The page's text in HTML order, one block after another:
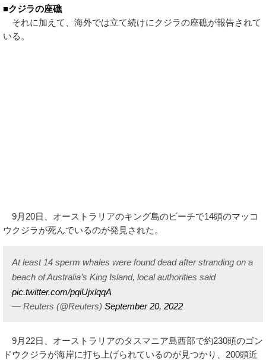
■クジラの座礁
それに加えて、海外では立て続けにクジラの座礁が報告されて
いる。
9月20日、オーストラリアのキング島のビーチで14頭のマッコ
ウクジラが死んでいるのが発見された。
At least 14 sperm whales were found dead after stranding on a
beach of Australia’s King Island, local authorities said
pic.twitter.com/pqiUjxlqqA
— Reuters (@Reuters) September 20, 2022
9月22日、オーストラリアのタスマニア島西部で約230頭のゴン
ドウクジラが海岸に打ち上げられているのが見つかり、200頭近